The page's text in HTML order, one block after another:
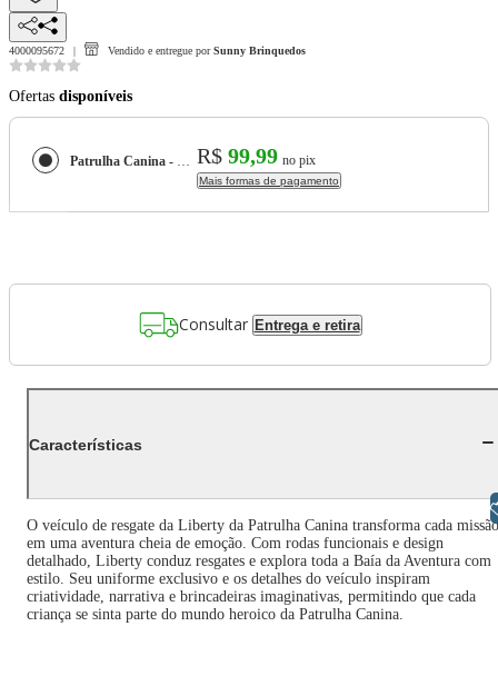
4000095672 Vendido e entregue por Sunny Brinquedos
Ofertas disponíveis
Patrulha Canina - Motocicleta Com Boneca Da Liberty R$ 99,99 no pix
Mais formas de pagamento
Consultar Entrega e retira
Características
O veículo de resgate da Liberty da Patrulha Canina transforma cada missão
em uma aventura cheia de emoção. Com rodas funcionais e design
detalhado, Liberty conduz resgates e explora toda a Baía da Aventura com
estilo. Seu uniforme exclusivo e os detalhes do veículo inspiram
criatividade, narrativa e brincadeiras imaginativas, permitindo que cada
criança se sinta parte do mundo heroico da Patrulha Canina.